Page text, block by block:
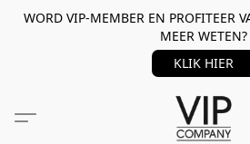
WORD VIP-MEMBER EN PROFITEER
MEER WETEN?
KLIK HIER